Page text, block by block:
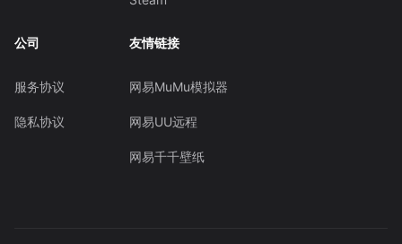
公司
服务协议
隐私协议
友情链接
网易MuMu模拟器
网易UU远程
网易千千壁纸